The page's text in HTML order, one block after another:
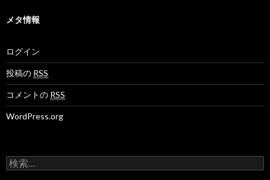
メタ情報
ログイン
投稿の RSS
コメントの RSS
WordPress.org
検
索